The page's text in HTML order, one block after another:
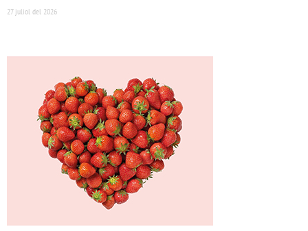
27 juliol del 2026